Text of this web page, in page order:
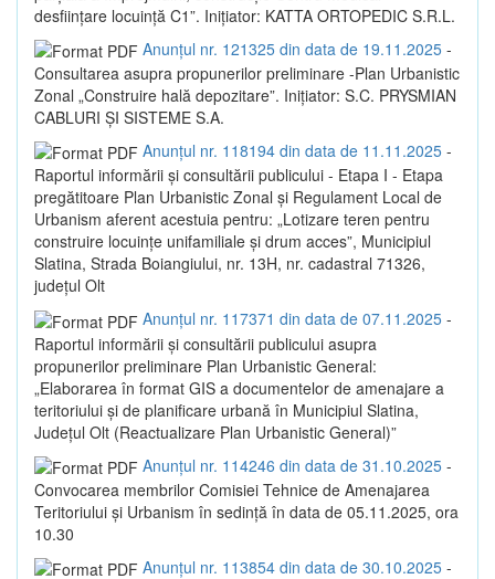
desființare locuință C1”. Inițiator: KATTA ORTOPEDIC S.R.L.
Anunțul nr. 121325 din data de 19.11.2025 -
Consultarea asupra propunerilor preliminare -Plan Urbanistic
Zonal „Construire hală depozitare”. Inițiator: S.C. PRYSMIAN
CABLURI ȘI SISTEME S.A.
Anunțul nr. 118194 din data de 11.11.2025 -
Raportul informării și consultării publicului - Etapa I - Etapa
pregătitoare Plan Urbanistic Zonal și Regulament Local de
Urbanism aferent acestuia pentru: „Lotizare teren pentru
construire locuințe unifamiliale și drum acces”, Municipiul
Slatina, Strada Boiangiului, nr. 13H, nr. cadastral 71326,
județul Olt
Anunțul nr. 117371 din data de 07.11.2025 -
Raportul informării și consultării publicului asupra
propunerilor preliminare Plan Urbanistic General:
„Elaborarea în format GIS a documentelor de amenajare a
teritoriului și de planificare urbană în Municipiul Slatina,
Județul Olt (Reactualizare Plan Urbanistic General)”
Anunțul nr. 114246 din data de 31.10.2025 -
Convocarea membrilor Comisiei Tehnice de Amenajarea
Teritoriului și Urbanism în sedință în data de 05.11.2025, ora
10.30
Anunțul nr. 113854 din data de 30.10.2025 -